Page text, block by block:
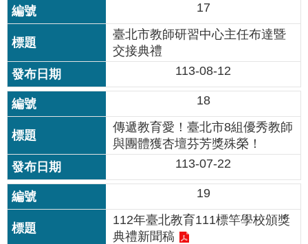
17
臺北市教師研習中心主任布達暨
交接典禮
113-08-12
18
傳遞教育愛！臺北市8組優秀教師
與團體獲杏壇芬芳獎殊榮！
113-07-22
19
112年臺北教育111標竿學校頒獎
典禮新聞稿